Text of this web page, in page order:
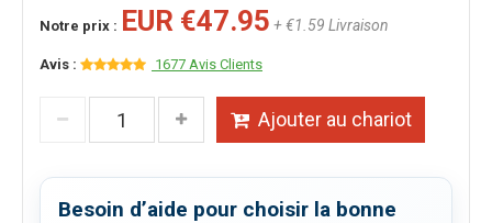
Notre prix : EUR €47.95 + €1.59 Livraison
Avis : 1677 Avis Clients
Ajouter au chariot
Besoin d’aide pour choisir la bonne